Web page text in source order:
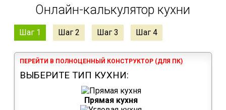
Онлайн-калькулятор кухни
Шаг 1 Шаг 2 Шаг 3 Шаг 4
ПЕРЕЙТИ В ПОЛНОЦЕННЫЙ КОНСТРУКТОР (ДЛЯ ПК)
ВЫБЕРИТЕ ТИП КУХНИ:
Прямая кухня